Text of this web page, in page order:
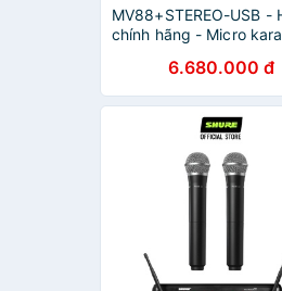
MV88+STEREO-USB -
chính hãng - Micro
cho biểu diễn âm nhạc
Karaoke
6.680.000 đ